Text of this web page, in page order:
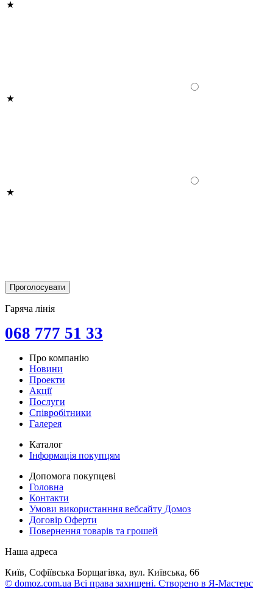
Гаряча лінія
068 777 51 33
Про компанію
Новини
Проекти
Акції
Послуги
Співробітники
Галерея
Каталог
Інформація покупцям
Допомога покупцеві
Головна
Контакти
Умови використанння вебсайту Домоз
Договір Оферти
Повернення товарів та грошей
Наша адреса
Київ, Софіївська Борщагівка, вул. Київська, 66
© domoz.com.ua Всі права захищені. Створено в Я-Мастерс